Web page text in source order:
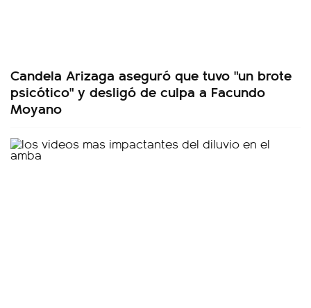
Candela Arizaga aseguró que tuvo "un brote
psicótico" y desligó de culpa a Facundo
Moyano